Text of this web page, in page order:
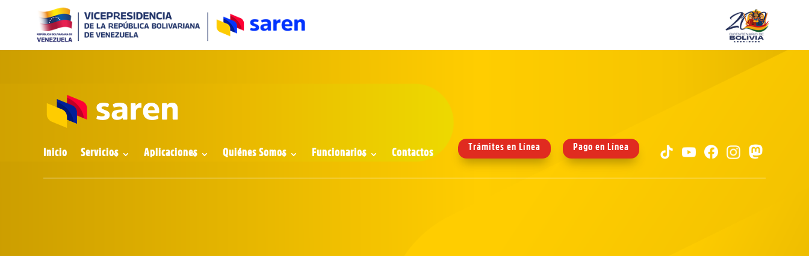
Inicio Servicios Aplicaciones Quiénes Somos Funcionarios Contactos
Trámites en Línea Pago en Línea